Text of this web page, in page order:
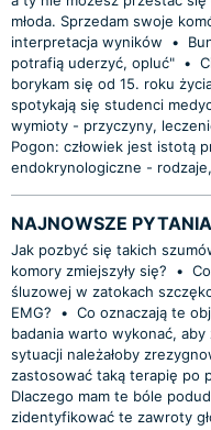
młoda. Sprzedam swoje
interpretacja wyników
•
potrafią uderzyć, opluć" •
borykam się od 15. roku
spotykają się studenci
wymioty - przyczyny,
Pogon: człowiek jest istotą
endokrynologiczne -
NAJNOWSZE
Jak pozbyć się takich
komory zmiejszyły się?
•
śluzowej w zatokach
EMG?
• Co oznaczają te
badania warto wykonać,
sytuacji należałoby
zastosować taką terapię po
Dlaczego mam te bóle
zidentyfikować te zawroty